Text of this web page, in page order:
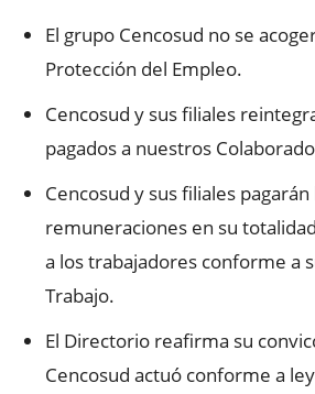
El grupo Cencosud no se
Protección del Empleo.
Cencosud y sus filiales
pagados a nuestros
Cencosud y sus filiales pagarán
remuneraciones en su
a los trabajadores conforme a
Trabajo.
El Directorio reafirma su
Cencosud actuó conforme a